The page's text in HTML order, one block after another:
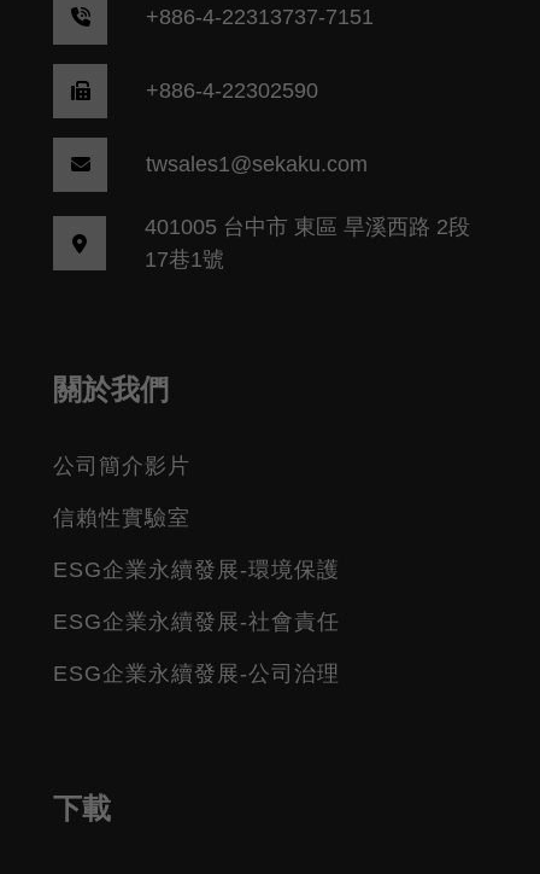
+886-4-22313737-7151
+886-4-22302590
twsales1@sekaku.com
401005 台中市 東區 旱溪西路 2段
17巷1號
關於我們
公司簡介影片
信賴性實驗室
ESG企業永續發展-環境保護
ESG企業永續發展-社會責任
ESG企業永續發展-公司治理
下載